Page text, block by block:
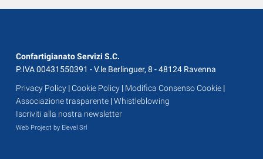
Confartigianato Servizi S.C.
P.IVA 00431550391 - V.le Berlinguer, 8 - 48124 Ravenna
Privacy Policy |Cookie Policy | Modifica Consenso Cookie |
Associazione trasparente |Whistleblowing
Iscriviti alla nostra newsletter
Web Project by Elevel Srl